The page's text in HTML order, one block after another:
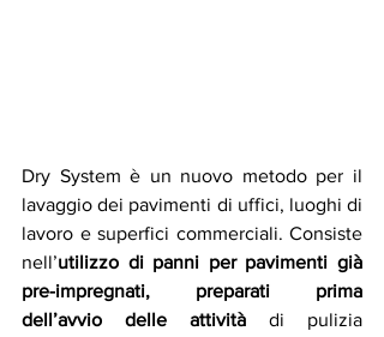
Dry System è un nuovo metodo per il
lavaggio dei pavimenti di uffici, luoghi di
lavoro e superfici commerciali. Consiste
nell’utilizzo di panni per pavimenti già
pre-impregnati, preparati prima
dell’avvio delle attività di pulizia